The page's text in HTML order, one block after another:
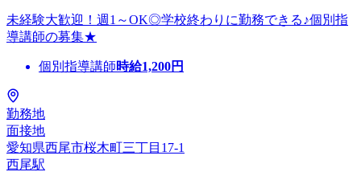
未経験大歓迎！週1～OK◎学校終わりに勤務できる♪個別指
導講師の募集★
個別指導講師時給1,200円
勤務地
面接地
愛知県西尾市桜木町三丁目17-1
西尾駅